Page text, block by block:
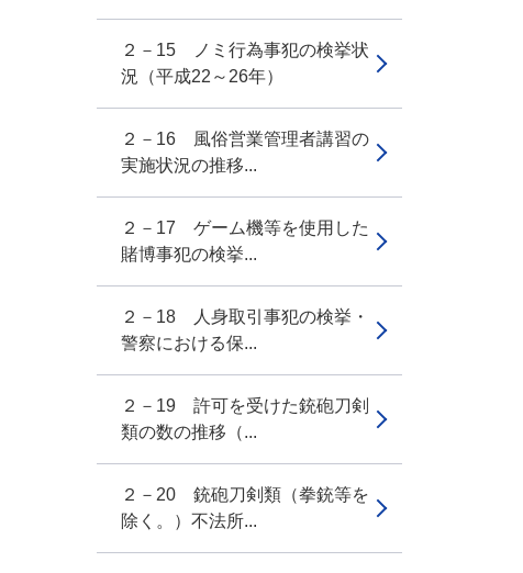
２－15 ノミ行為事犯の検挙状
況（平成22～26年）
２－16 風俗営業管理者講習の
実施状況の推移...
２－17 ゲーム機等を使用した
賭博事犯の検挙...
２－18 人身取引事犯の検挙・
警察における保...
２－19 許可を受けた銃砲刀剣
類の数の推移（...
２－20 銃砲刀剣類（拳銃等を
除く。）不法所...